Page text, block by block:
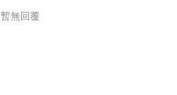
暫無回覆